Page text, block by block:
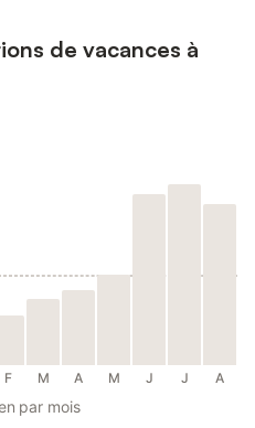
de vacances à
F M A M J J A
par mois